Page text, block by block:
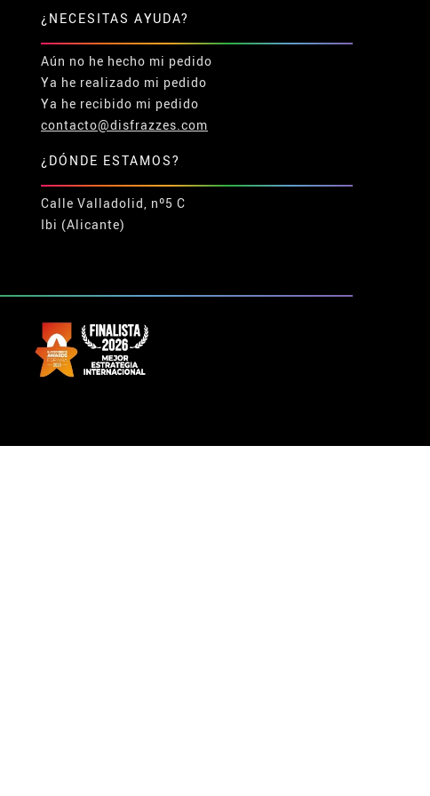
¿NECESITAS AYUDA?
Aún no he hecho mi pedido
Ya he realizado mi pedido
Ya he recibido mi pedido
contacto@disfrazzes.com
¿DÓNDE ESTAMOS?
Calle Valladolid, nº5 C
Ibi (Alicante)